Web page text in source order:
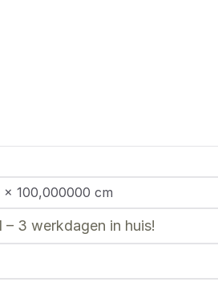
100,000000 cm
– 3 werkdagen in huis!